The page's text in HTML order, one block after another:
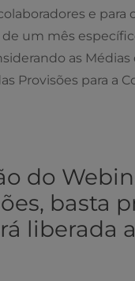
e para
um mês
as
Provisões para a
do
basta
liberada